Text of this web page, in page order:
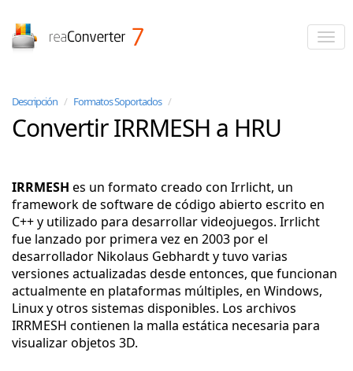
Descripción / Formatos Soportados /
Convertir IRRMESH a HRU
IRRMESH es un formato creado con Irrlicht, un
framework de software de código abierto escrito en
C++ y utilizado para desarrollar videojuegos. Irrlicht
fue lanzado por primera vez en 2003 por el
desarrollador Nikolaus Gebhardt y tuvo varias
versiones actualizadas desde entonces, que funcionan
actualmente en plataformas múltiples, en Windows,
Linux y otros sistemas disponibles. Los archivos
IRRMESH contienen la malla estática necesaria para
visualizar objetos 3D.